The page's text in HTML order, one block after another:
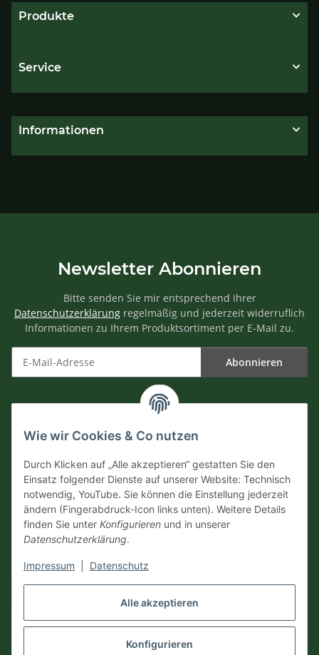
Alle akzeptieren
Konfigurieren
Wie wir Cookies & Co nutzen
Durch Klicken auf „Alle akzeptieren“ gestatten Sie den
Einsatz folgender Dienste auf unserer Website: Technisch
notwendig, YouTube. Sie können die Einstellung jederzeit
ändern (Fingerabdruck-Icon links unten). Weitere Details
finden Sie unter Konfigurieren und in unserer
Datenschutzerklärung.
Impressum Datenschutz
Produkte
Service
Informationen
Newsletter Abonnieren
Bitte senden Sie mir entsprechend Ihrer
Datenschutzerklärung regelmäßig und jederzeit widerruflich
Informationen zu Ihrem Produktsortiment per E-Mail zu.
Abonnieren
Zahlungsarten
Vertrag widerrufen